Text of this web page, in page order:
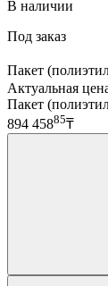
В наличии
Под заказ
Пакет
Актуальная
Пакет
894 45885₸